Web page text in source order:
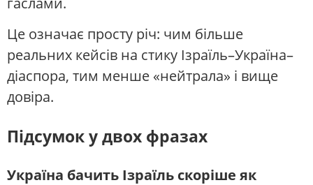
Це означає просту річ: чим більше
реальних кейсів на стику Ізраїль–Україна–
діаспора, тим менше «нейтрала» і вище
довіра.
Підсумок у двох фразах
Україна бачить Ізраїль скоріше як